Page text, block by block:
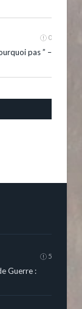
0
pas ” –
5
Guerre :